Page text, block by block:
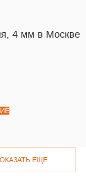
4 мм в Москве
ЕЩЕ